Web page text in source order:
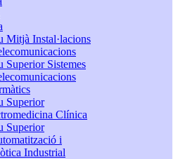
Mitjà Instal·lacions
Superior Sistemes
Superior
Clínica
Superior
i
Industrial